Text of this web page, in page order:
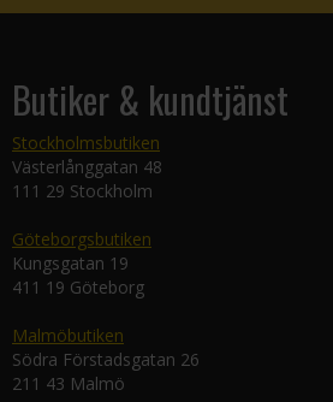
Butiker & kundtjänst
Stockholmsbutiken
Västerlånggatan 48
111 29 Stockholm
Göteborgsbutiken
Kungsgatan 19
411 19 Göteborg
Malmöbutiken
Södra Förstadsgatan 26
211 43 Malmö